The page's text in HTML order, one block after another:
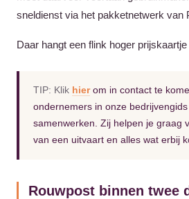
sneldienst via het pakketnetwerk van
Daar hangt een flink hoger prijskaartje
TIP: Klik hierom in contact te
ondernemers in onze
samenwerken. Zij helpen je graag
van een uitvaart en alles wat erbij
Rouwpost binnen twee